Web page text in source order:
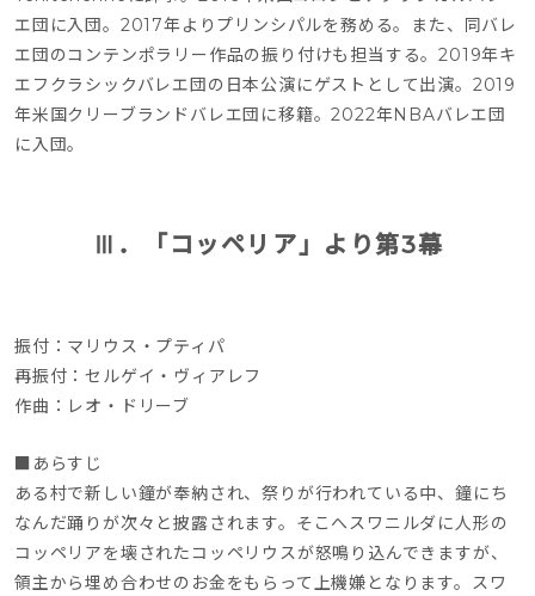
エ団に⼊団。2017年よりプリンシパルを務める。また、同バレ
エ団のコンテンポラリー作品の振り付けも担当する。2019年キ
エフクラシックバレエ団の⽇本公演にゲストとして出演。2019
年⽶国クリーブランドバレエ団に移籍。2022年NBAバレエ団
に⼊団。
Ⅲ．「コッペリア」より第3幕
振付：マリウス・プティパ
再振付：セルゲイ・ヴィアレフ
作曲：レオ・ドリーブ
■あらすじ
ある村で新しい鐘が奉納され、祭りが行われている中、鐘にち
なんだ踊りが次々と披露されます。そこへスワニルダに人形の
コッペリアを壊されたコッペリウスが怒鳴り込んできますが、
領主から埋め合わせのお金をもらって上機嫌となります。スワ